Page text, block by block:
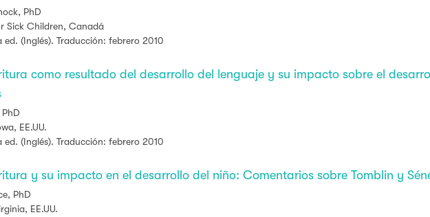
PhD
Sick Children, Canadá
ed. (Inglés). Traducción: febrero 2010
como resultado del desarrollo del lenguaje y su impacto sobre el
PhD
EE.UU.
ed. (Inglés). Traducción: febrero 2010
y su impacto en el desarrollo del niño: Comentarios sobre Tomblin y
, PhD
EE.UU.